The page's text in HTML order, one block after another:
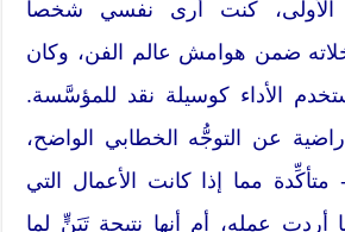
الأولى، كنت أرى نفسي شخصاً
ضمن هوامش عالم الفن، وكان
الأداء كوسيلة نقد للمؤسَّسة.
عن التوجُّه الخطابي الواضح،
مما إذا كانت الأعمال التي
أردت عمله، أم أنها نتيجة تَبَنٍّ لما